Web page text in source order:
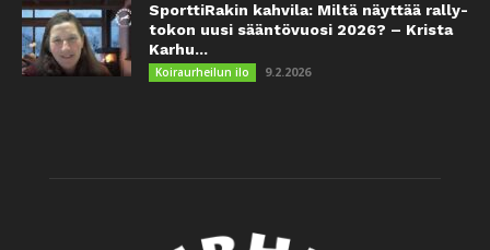
SporttiRakin kahvila: Miltä näyttää rally-
tokon uusi sääntövuosi 2026? – Krista
Karhu...
Koiraurheilun ilo 9.2.2026